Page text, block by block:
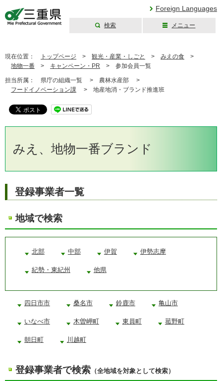
Foreign Languages
検索 メニュー
現在位置： トップページ > 観光・産業・しごと > みえの食 >
地物一番 > キャンペーン・PR > 参加会員一覧
担当所属： 県庁の組織一覧 > 農林水産部 >
フードイノベーション課 > 地産地消・ブランド推進班
みえ、地物一番ブランド
登録事業者一覧
地域で検索
北部 中部 伊賀 伊勢志摩
紀勢・東紀州 他県
四日市市 桑名市 鈴鹿市 亀山市
いなべ市 木曽岬町 東員町 菰野町
朝日町 川越町
登録事業者で検索 （全地域を対象として検索）